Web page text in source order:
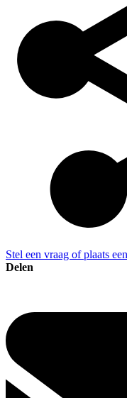
Stel een vraag of plaats
Delen